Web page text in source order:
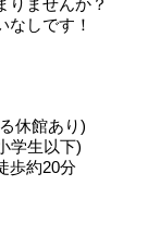
りませんか？
なしです！
休館あり)
学生以下)
歩約20分